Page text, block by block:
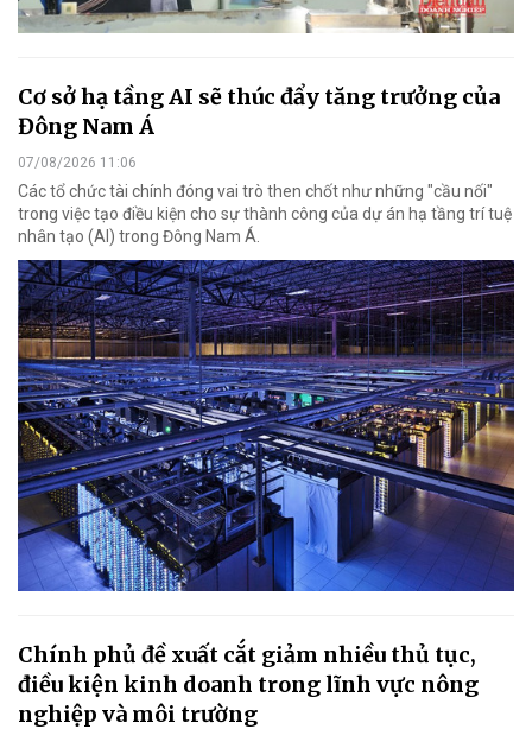
Cơ sở hạ tầng AI sẽ thúc đẩy tăng trưởng của
Đông Nam Á
07/08/2026 11:06
Các tổ chức tài chính đóng vai trò then chốt như những "cầu nối"
trong việc tạo điều kiện cho sự thành công của dự án hạ tầng trí tuệ
nhân tạo (AI) trong Đông Nam Á.
Chính phủ đề xuất cắt giảm nhiều thủ tục,
điều kiện kinh doanh trong lĩnh vực nông
nghiệp và môi trường